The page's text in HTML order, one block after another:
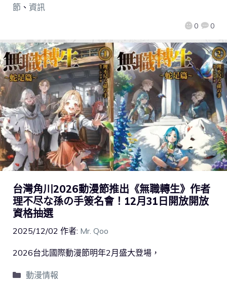
0 0
節 、 資訊
台灣角川2026動漫節推出《無職轉生》作者
理不尽な孫の手簽名會！12月31日開放開放
資格抽選
2025/12/02 作者: Mr. Qoo
2026台北國際動漫節明年2月盛大登場，
動漫情報